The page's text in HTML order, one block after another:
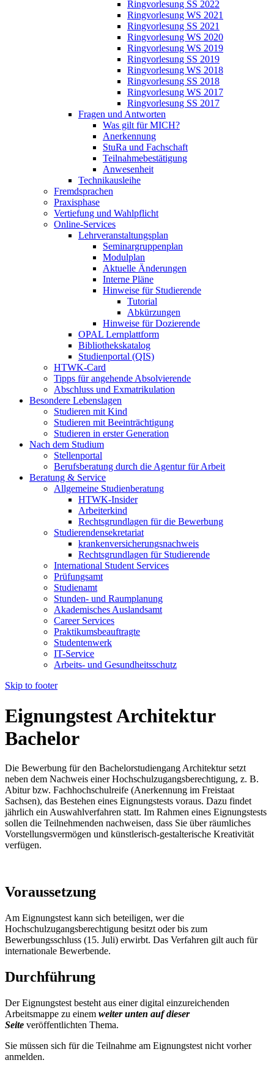
Ringvorlesung SS 2022
Ringvorlesung WS 2021
Ringvorlesung SS 2021
Ringvorlesung WS 2020
Ringvorlesung WS 2019
Ringvorlesung SS 2019
Ringvorlesung WS 2018
Ringvorlesung SS 2018
Ringvorlesung WS 2017
Ringvorlesung SS 2017
Fragen und Antworten
Was gilt für MICH?
Anerkennung
StuRa und Fachschaft
Teilnahmebestätigung
Anwesenheit
Technikausleihe
Fremdsprachen
Praxisphase
Vertiefung und Wahlpflicht
Online-Services
Lehrveranstaltungsplan
Seminargruppenplan
Modulplan
Aktuelle Änderungen
Interne Pläne
Hinweise für Studierende
Tutorial
Abkürzungen
Hinweise für Dozierende
OPAL Lernplattform
Bibliothekskatalog
Studienportal (QIS)
HTWK-Card
Tipps für angehende Absolvierende
Abschluss und Exmatrikulation
Besondere Lebenslagen
Studieren mit Kind
Studieren mit Beeinträchtigung
Studieren in erster Generation
Nach dem Studium
Stellenportal
Berufsberatung durch die Agentur für Arbeit
Beratung & Service
Allgemeine Studienberatung
HTWK-Insider
Arbeiterkind
Rechtsgrundlagen für die Bewerbung
Studierendensekretariat
krankenversicherungsnachweis
Rechtsgrundlagen für Studierende
International Student Services
Prüfungsamt
Studienamt
Stunden- und Raumplanung
Akademisches Auslandsamt
Career Services
Praktikumsbeauftragte
Studentenwerk
IT-Service
Arbeits- und Gesundheitsschutz
Skip to footer
Eignungstest Architektur
Bachelor
Die Bewerbung für den Bachelorstudiengang Architektur setzt
neben dem Nachweis einer Hochschulzugangsberechtigung, z. B.
Abitur bzw. Fachhochschulreife (Anerkennung im Freistaat
Sachsen), das Bestehen eines Eignungstests voraus. Dazu findet
jährlich ein Auswahlverfahren statt. Im Rahmen eines Eignungstests
sollen die Teilnehmenden nachweisen, dass Sie über räumliches
Vorstellungsvermögen und künstlerisch-gestalterische Kreativität
verfügen.
Voraussetzung
Am Eignungstest kann sich beteiligen, wer die
Hochschulzugangsberechtigung besitzt oder bis zum
Bewerbungsschluss (15. Juli) erwirbt. Das Verfahren gilt auch für
internationale Bewerbende.
Durchführung
Der Eignungstest besteht aus einer digital einzureichenden
Arbeitsmappe zu einem weiter unten auf dieser
Seite veröffentlichten Thema.
Sie müssen sich für die Teilnahme am Eignungstest nicht vorher
anmelden.